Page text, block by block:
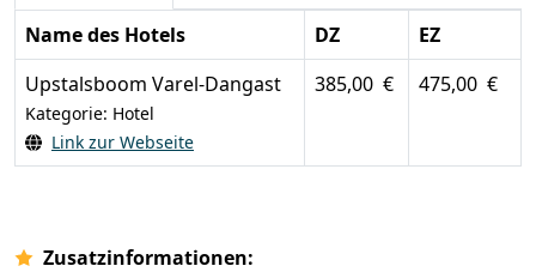
Name des Hotels
DZ
EZ
Upstalsboom Varel-Dangast
Kategorie: Hotel
Link zur Webseite
385,00 € 475,00 €
Zusatzinformationen: